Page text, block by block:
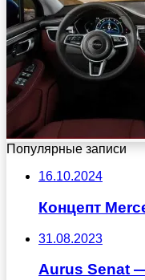
Популярные записи
16.10.2024
Концепт
31.08.2023
Aurus Senat